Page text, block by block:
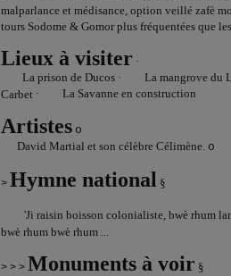
malparlance et médisance, option veillé zafè
tours Sodome & Gomor plus fréquentées que
Lieux à visiter ·
La prison de Ducos · La mangrove du
Carbet · La Savanne en construction
Artistes o
David Martial et son célèbre Célimène. o
> Hymne national §
'Ji raisin boisson colonialiste, bwè rhum
bwè rhum bwè rhum ...
> > > Monuments à voir §